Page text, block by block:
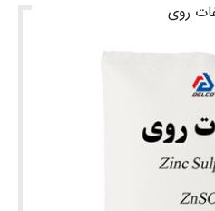
روی